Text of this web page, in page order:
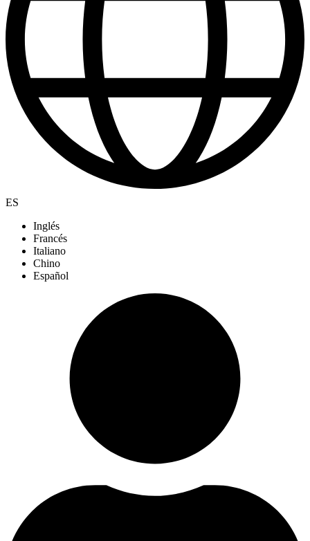
ES
Inglés
Francés
Italiano
Chino
Español